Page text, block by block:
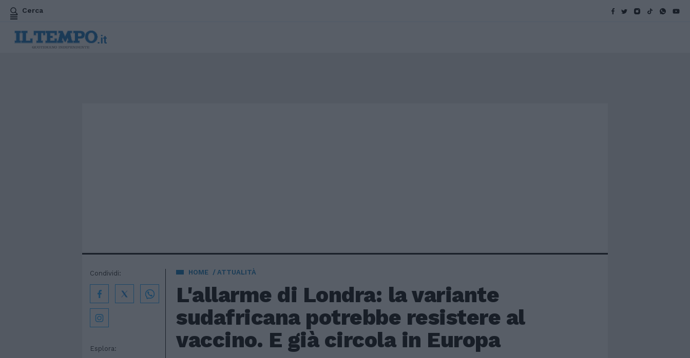
Cerca
HOME ATTUALITÀ
L'allarme di Londra: la variante
sudafricana potrebbe resistere al
vaccino. E già circola in Europa
Esplora:
Condividi: